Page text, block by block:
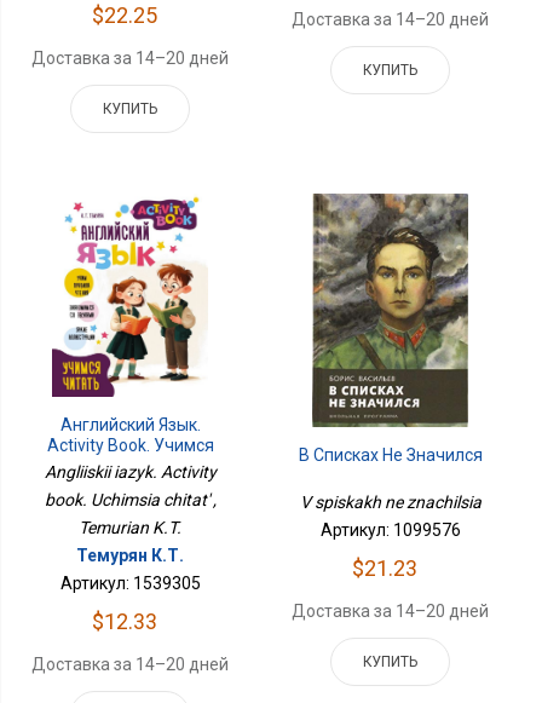
$22.25
Доставка за 14–20 дней
КУПИТЬ
Доставка за 14–20 дней
КУПИТЬ
Английский Язык.
Activity Book. Учимся
Читать
Angliiskii iazyk. Activity
book. Uchimsia chitat' ,
Temurian K.T.
Темурян К.Т.
Артикул: 1539305
$12.33
Доставка за 14–20 дней
В Списках Не Значился
V spiskakh ne znachilsia
Артикул: 1099576
$21.23
Доставка за 14–20 дней
КУПИТЬ